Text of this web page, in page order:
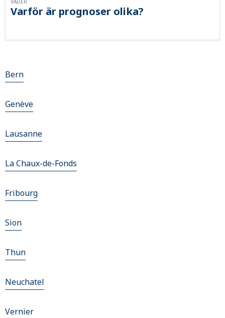
Varför är prognoser olika?
VÄDER
Bern
Genève
Lausanne
La Chaux-de-Fonds
Fribourg
Sion
Thun
Neuchatel
Vernier